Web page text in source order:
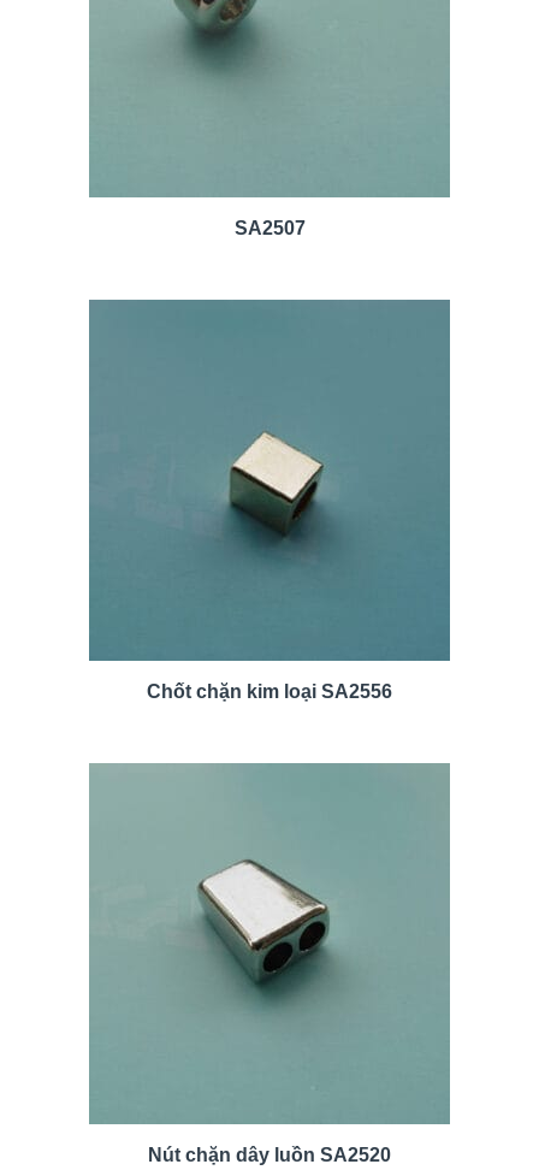
SA2507
Chốt chặn kim loại SA2556
Nút chặn dây luồn SA2520